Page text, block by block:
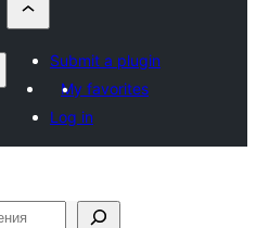
Submit a plugin
My favorites
Log in